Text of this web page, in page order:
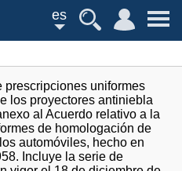
es
prescripciones uniformes
los proyectores antiniebla
al Acuerdo relativo a la
de homologación de
automóviles, hecho en
Incluye la serie de